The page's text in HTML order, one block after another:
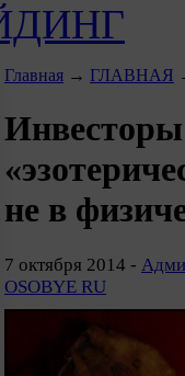
Главная → ГЛАВНАЯ
не в
7 октября 2014 -
OSOBYE RU